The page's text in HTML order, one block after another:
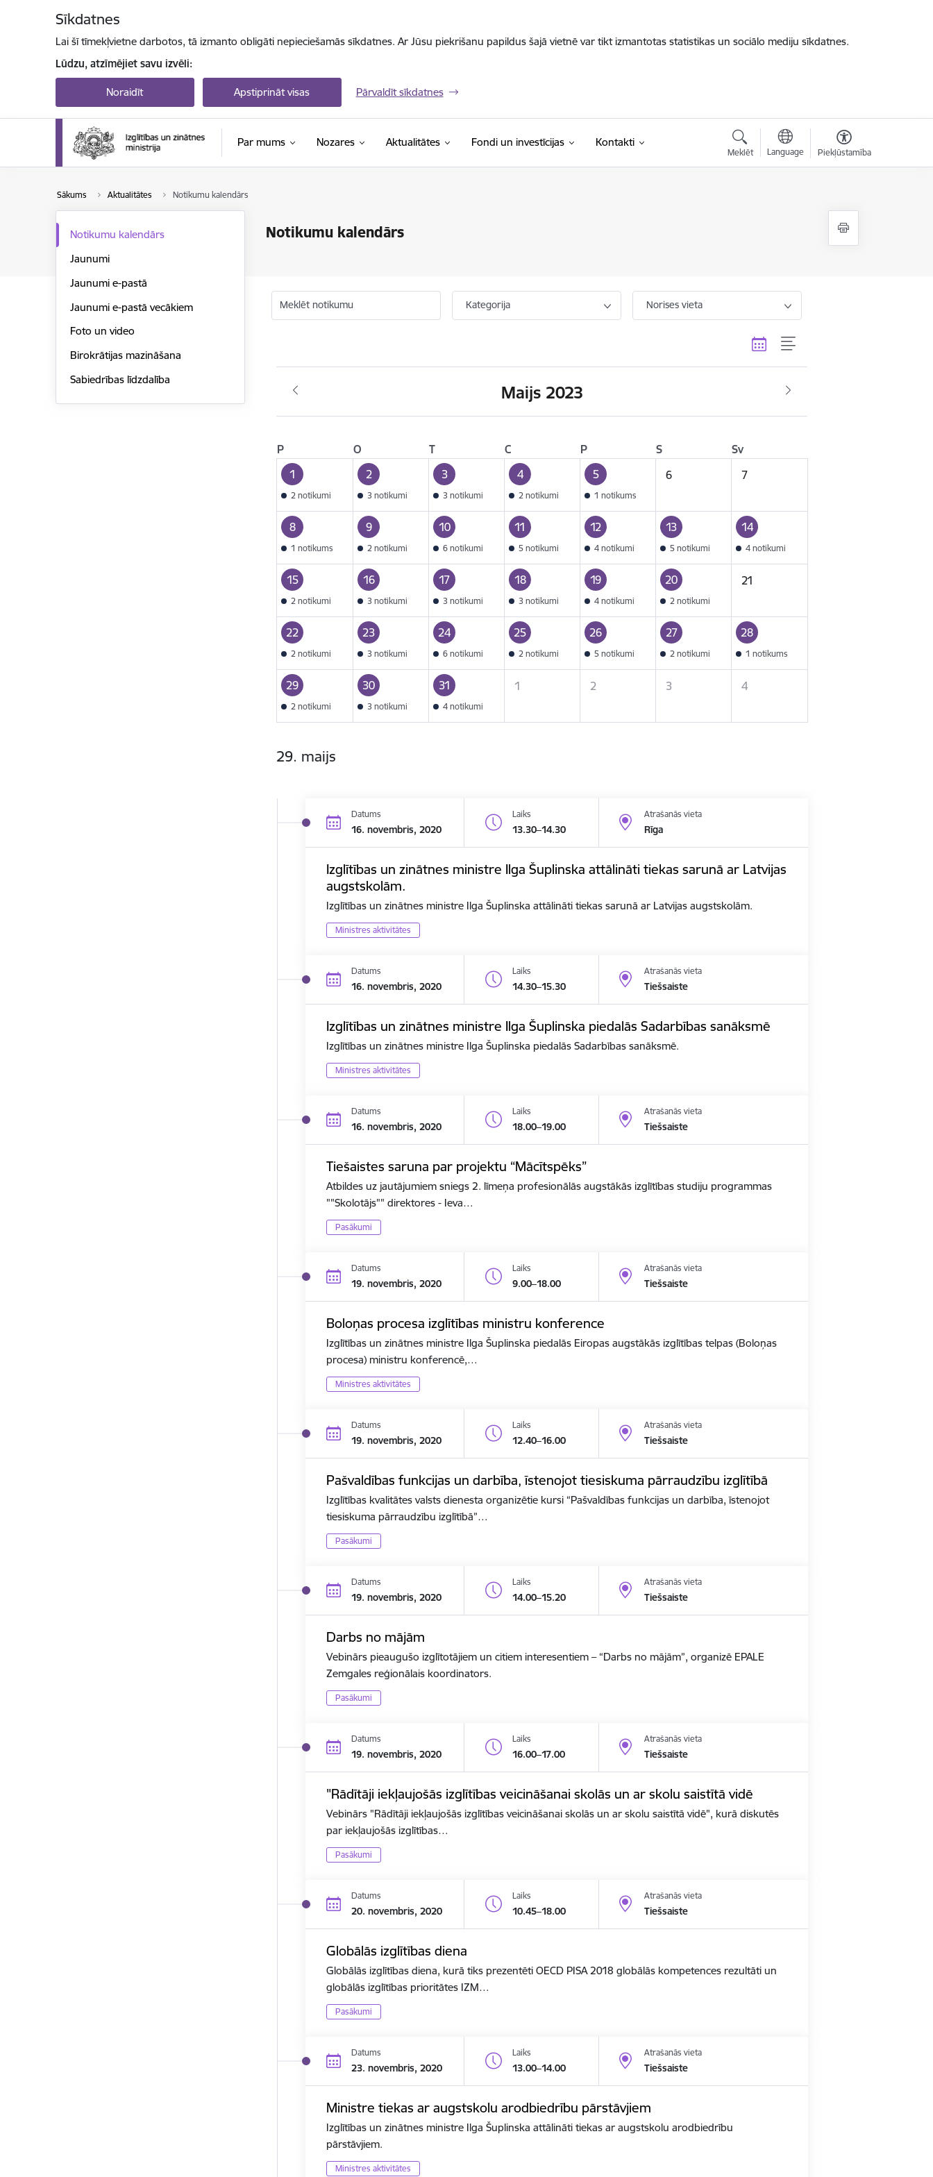
Sīkdatnes
Lai šī tīmekļvietne darbotos, tā izmanto obligāti nepieciešamās sīkdatnes. Ar Jūsu piekrišanu papildus šajā vietnē var tikt izmantotas statistikas un sociālo mediju sīkdatnes.
Lūdzu, atzīmējiet savu izvēli:
Noraidīt Apstiprināt visas Pārvaldīt sīkdatnes
Par mums Nozares Aktualitātes Fondi un investīcijas Kontakti
Meklēt Language Piekļūstamība
Sākums Aktualitātes Notikumu kalendārs
Notikumu kalendārs
Notikumu kalendārs
Jaunumi
Jaunumi e-pastā
Jaunumi e-pastā vecākiem
Foto un video
Birokrātijas mazināšana
Sabiedrības līdzdalība
Meklēt notikumu Kategorija Norises vieta
Maijs 2023
P O T C P S
Sv
1
2 notikumi
2
3 notikumi
3
3 notikumi
4
2 notikumi
5
1 notikums
6 7
8
1 notikums
9
2 notikumi
10
6 notikumi
11
5 notikumi
12
4 notikumi
13
5 notikumi
14
4 notikumi
15
2 notikumi
16
3 notikumi
17
3 notikumi
18
3 notikumi
19
4 notikumi
20
2 notikumi
21
22
2 notikumi
23
3 notikumi
24
6 notikumi
25
2 notikumi
26
5 notikumi
27
2 notikumi
28
1 notikums
29
2 notikumi
30
3 notikumi
31
4 notikumi
1 2 3 4
29. maijs
Datums
16. novembris, 2020
Laiks
13.30–14.30
Atrašanās vieta
Rīga
Izglītības un zinātnes ministre Ilga Šuplinska attālināti tiekas sarunā ar Latvijas
augstskolām.
Izglītības un zinātnes ministre Ilga Šuplinska attālināti tiekas sarunā ar Latvijas augstskolām.
Ministres aktivitātes
Datums
16. novembris, 2020
Laiks
14.30–15.30
Atrašanās vieta
Tiešsaiste
Izglītības un zinātnes ministre Ilga Šuplinska piedalās Sadarbības sanāksmē
Izglītības un zinātnes ministre Ilga Šuplinska piedalās Sadarbības sanāksmē.
Ministres aktivitātes
Datums
16. novembris, 2020
Laiks
18.00–19.00
Atrašanās vieta
Tiešsaiste
Tiešaistes saruna par projektu “Mācītspēks”
Atbildes uz jautājumiem sniegs 2. līmeņa profesionālās augstākās izglītības studiju programmas
""Skolotājs"" direktores - Ieva…
Pasākumi
Datums
19. novembris, 2020
Laiks
9.00–18.00
Atrašanās vieta
Tiešsaiste
Boloņas procesa izglītības ministru konference
Izglītības un zinātnes ministre Ilga Šuplinska piedalās Eiropas augstākās izglītības telpas (Boloņas
procesa) ministru konferencē,…
Ministres aktivitātes
Datums
19. novembris, 2020
Laiks
12.40–16.00
Atrašanās vieta
Tiešsaiste
Pašvaldības funkcijas un darbība, īstenojot tiesiskuma pārraudzību izglītībā
Izglītības kvalitātes valsts dienesta organizētie kursi “Pašvaldības funkcijas un darbība, īstenojot
tiesiskuma pārraudzību izglītībā”…
Pasākumi
Datums
19. novembris, 2020
Laiks
14.00–15.20
Atrašanās vieta
Tiešsaiste
Darbs no mājām
Vebinārs pieaugušo izglītotājiem un citiem interesentiem – “Darbs no mājām”, organizē EPALE
Zemgales reģionālais koordinators.
Pasākumi
Datums
19. novembris, 2020
Laiks
16.00–17.00
Atrašanās vieta
Tiešsaiste
"Rādītāji iekļaujošās izglītības veicināšanai skolās un ar skolu saistītā vidē
Vebinārs "Rādītāji iekļaujošās izglītības veicināšanai skolās un ar skolu saistītā vidē", kurā diskutēs
par iekļaujošās izglītības…
Pasākumi
Datums
20. novembris, 2020
Laiks
10.45–18.00
Atrašanās vieta
Tiešsaiste
Globālās izglītības diena
Globālās izglītības diena, kurā tiks prezentēti OECD PISA 2018 globālās kompetences rezultāti un
globālās izglītības prioritātes IZM…
Pasākumi
Datums
23. novembris, 2020
Laiks
13.00–14.00
Atrašanās vieta
Tiešsaiste
Ministre tiekas ar augstskolu arodbiedrību pārstāvjiem
Izglītības un zinātnes ministre Ilga Šuplinska attālināti tiekas ar augstskolu arodbiedrību
pārstāvjiem.
Ministres aktivitātes